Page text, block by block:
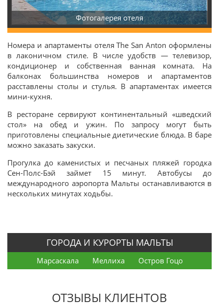
Фотогалерея отеля
Номера и апартаменты отеля The San Anton оформлены
в лаконичном стиле. В числе удобств — телевизор,
кондиционер и собственная ванная комната. На
балконах большинства номеров и апартаментов
расставлены столы и стулья. В апартаментах имеется
мини-кухня.
В ресторане сервируют континентальный «шведский
стол» на обед и ужин. По запросу могут быть
приготовлены специальные диетические блюда. В баре
можно заказать закуски.
Прогулка до каменистых и песчаных пляжей городка
Сен-Полс-Бэй займет 15 минут. Автобусы до
международного аэропорта Мальты останавливаются в
нескольких минутах ходьбы.
ГОРОДА И КУРОРТЫ МАЛЬТЫ
Марсаскала Меллиха Остров Гоцо
ОТЗЫВЫ КЛИЕНТОВ